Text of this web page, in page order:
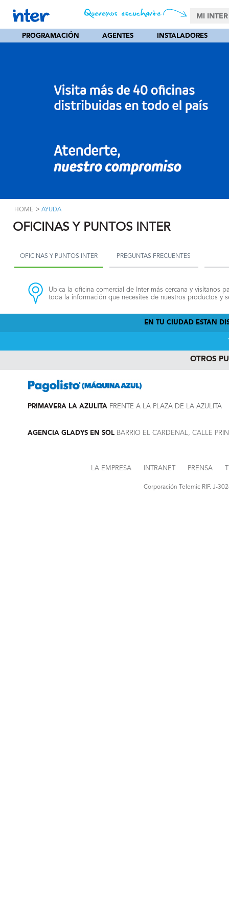
MI INTER
PROGRAMACIÓN AGENTES INSTALADORES
HOME > AYUDA
OFICINAS Y PUNTOS INTER
OFICINAS Y PUNTOS INTER PREGUNTAS FRECUENTES
Ubica la oficina comercial de Inter más cercana y visítanos
toda la información que necesites de nuestros productos y
EN TU CIUDAD ESTAN
OTROS
PRIMAVERA LA AZULITA FRENTE A LA PLAZA DE LA AZULITA
AGENCIA GLADYS EN SOL BARRIO EL CARDENAL, CALLE
LA EMPRESA INTRANET PRENSA
Corporación Telemic RIF. J-